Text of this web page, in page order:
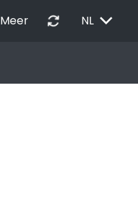
Meer autorenew NL EXPAND_MORE